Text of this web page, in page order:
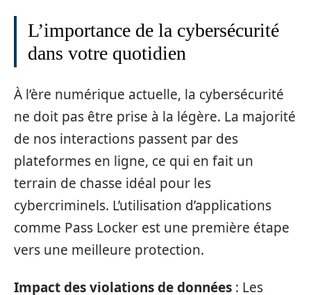
L’importance de la cybersécurité
dans votre quotidien
À l’ère numérique actuelle, la cybersécurité
ne doit pas être prise à la légère. La majorité
de nos interactions passent par des
plateformes en ligne, ce qui en fait un
terrain de chasse idéal pour les
cybercriminels. L’utilisation d’applications
comme Pass Locker est une première étape
vers une meilleure protection.
Impact des violations de données : Les